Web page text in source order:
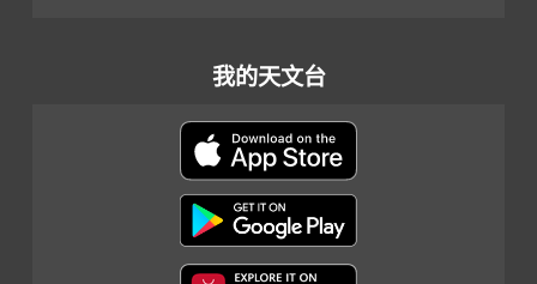
我的天文台